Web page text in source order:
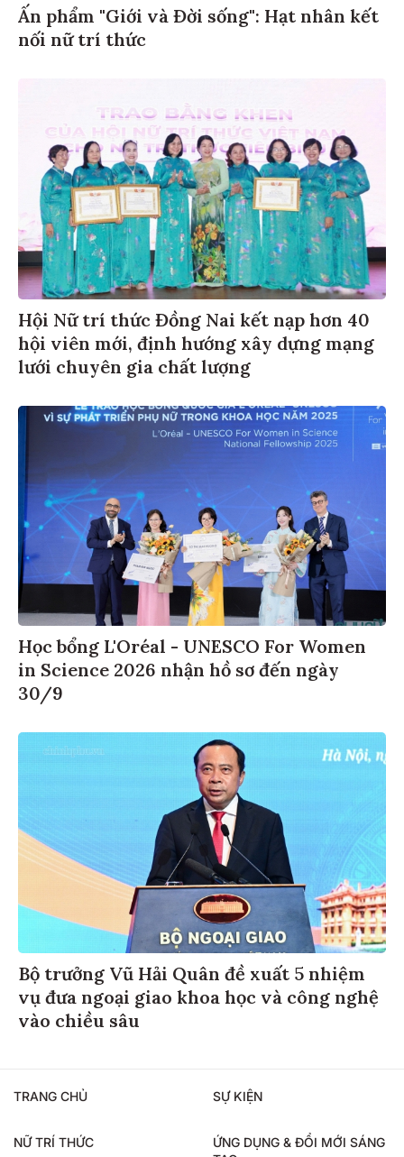
Ấn phẩm "Giới và Đời sống": Hạt nhân kết
nối nữ trí thức
Hội Nữ trí thức Đồng Nai kết nạp hơn 40
hội viên mới, định hướng xây dựng mạng
lưới chuyên gia chất lượng
Học bổng L'Oréal - UNESCO For Women
in Science 2026 nhận hồ sơ đến ngày
30/9
Bộ trưởng Vũ Hải Quân đề xuất 5 nhiệm
vụ đưa ngoại giao khoa học và công nghệ
vào chiều sâu
TRANG CHỦ SỰ KIỆN
NỮ TRÍ THỨC
ỨNG DỤNG & ĐỔI MỚI SÁNG